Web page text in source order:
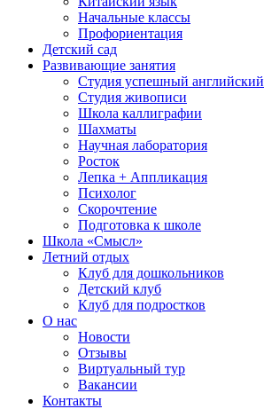
Начальные классы
Профориентация
Детский сад
Развивающие занятия
Студия успешный английский
Студия живописи
Школа каллиграфии
Шахматы
Научная лаборатория
Росток
Лепка + Аппликация
Психолог
Скорочтение
Подготовка к школе
Школа «Смысл»
Летний отдых
Клуб для дошкольников
Детский клуб
Клуб для подростков
О нас
Новости
Отзывы
Виртуальный тур
Вакансии
Контакты